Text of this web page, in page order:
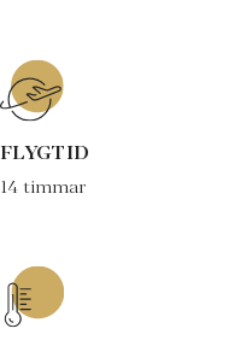
FLYGTID
14 timmar